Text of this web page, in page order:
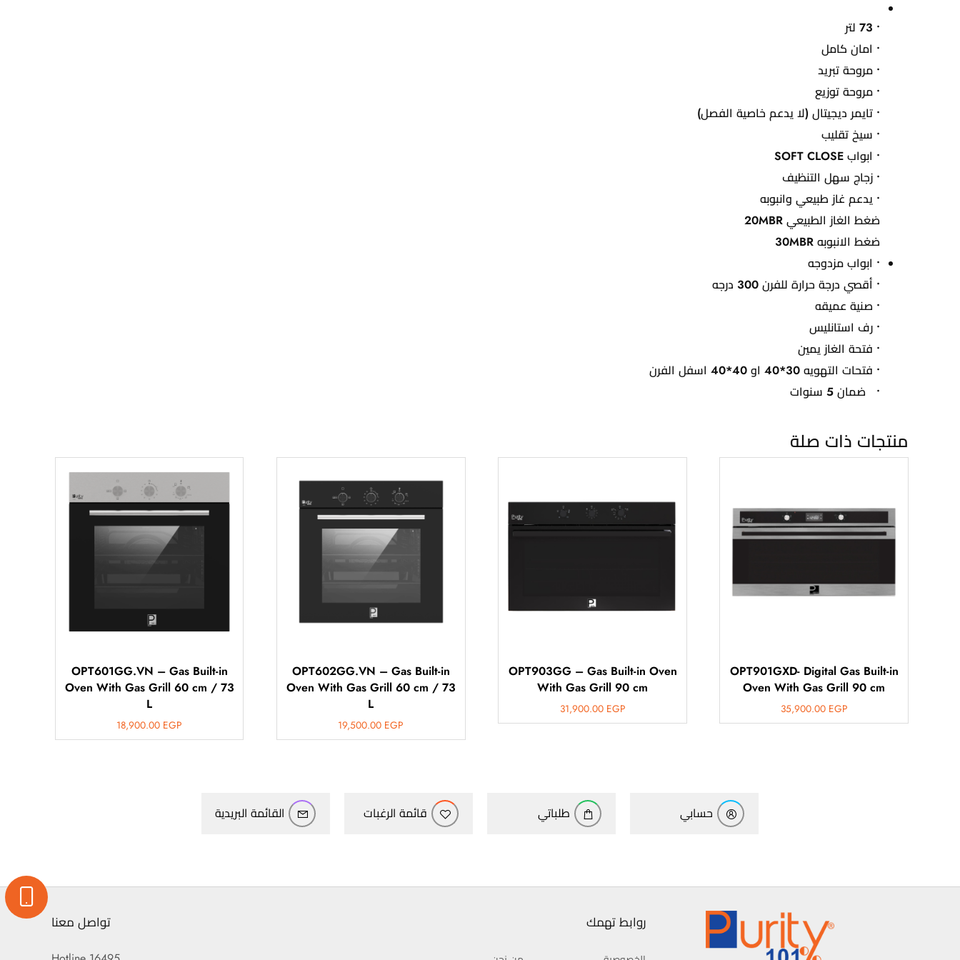
• 73 لتر
• امان كامل
• مروحة تبريد
• مروحة توزيع
• تايمر ديجيتال (لا يدعم خاصية الفصل)
• سيخ تقليب
• ابواب SOFT CLOSE
• زجاج سهل التنظيف
• يدعم غاز طبيعي وانبوبه
ضغط الغاز الطبيعي 20MBR
ضغط الانبوبه 30MBR
• ابواب مزدوجه
• أقصي درجة حرارة للفرن 300 درجه
• صنية عميقه
• رف استانليس
• فتحة الغاز يمين
• فتحات التهويه 30*40 او 40*40 اسفل الفرن
• ضمان 5 سنوات
منتجات ذات صلة
OPT901GXD- Digital Gas Built-in
Oven With Gas Grill 90 cm
35,900.00 EGP
OPT903GG – Gas Built-in Oven
With Gas Grill 90 cm
31,900.00 EGP
OPT602GG.VN – Gas Built-in
Oven With Gas Grill 60 cm / 73
L
19,500.00 EGP
OPT601GG.VN – Gas Built-in
Oven With Gas Grill 60 cm / 73
L
18,900.00 EGP
حسابي طلباتي قائمة الرغبات القائمة البريدية
روابط تهمك تواصل معنا